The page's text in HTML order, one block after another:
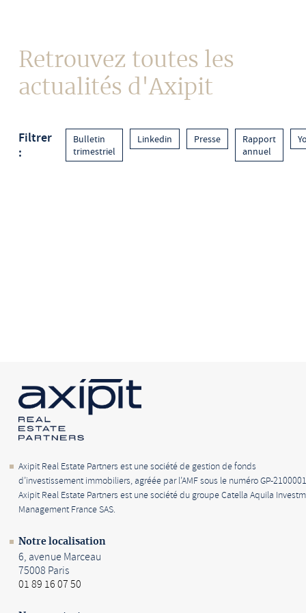
Retrouvez toutes les
actualités d'Axipit
Filtrer
:
Bulletin
trimestriel
Linkedin Presse
Rapport
annuel
Axipit Real Estate Partners est une société de gestion de fonds
d’investissement immobiliers, agréée par l’AMF sous le numéro GP-
Axipit Real Estate Partners est une société du groupe Catella Aquila
Management France SAS.
Notre localisation
6, avenue Marceau
75008 Paris
01 89 16 07 50